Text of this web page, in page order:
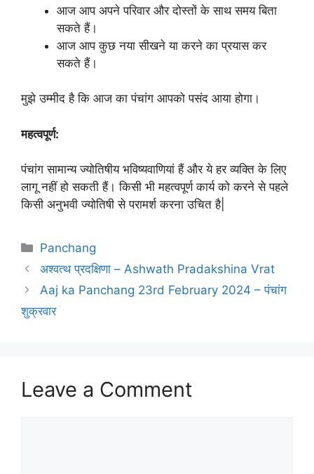
आज आप अपने परिवार और दोस्तों के साथ समय बिता
सकते हैं।
आज आप कुछ नया सीखने या करने का प्रयास कर
सकते हैं।
मुझे उम्मीद है कि आज का पंचांग आपको पसंद आया होगा।
महत्वपूर्ण:
पंचांग सामान्य ज्योतिषीय भविष्यवाणियां हैं और ये हर व्यक्ति के लिए
लागू नहीं हो सकती हैं। किसी भी महत्वपूर्ण कार्य को करने से पहले
किसी अनुभवी ज्योतिषी से परामर्श करना उचित है|
Categories
Panchang
अश्वत्थ प्रदक्षिणा – Ashwath Pradakshina Vrat
Aaj ka Panchang 23rd February 2024 – पंचांग
शुक्रवार
Leave a Comment